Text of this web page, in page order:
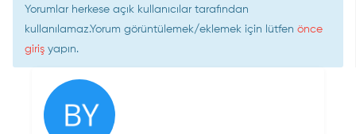
Yorumlar herkese açık kullanıcılar tarafından
kullanılamaz.Yorum görüntülemek/eklemek için lütfen önce
giriş yapın.